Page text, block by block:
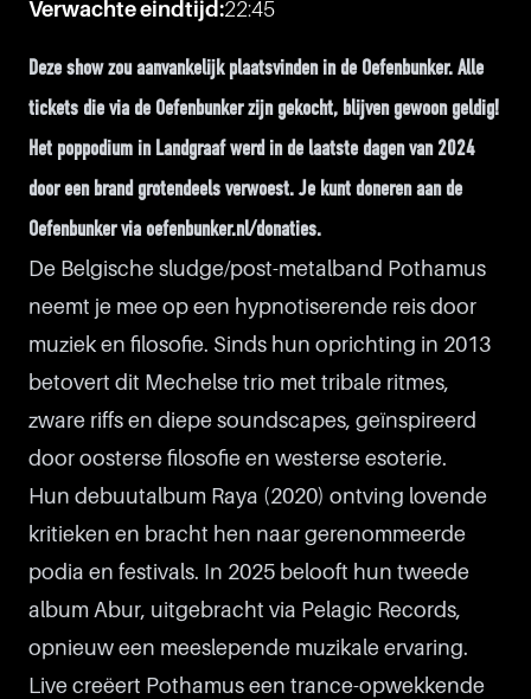
Verwachte eindtijd:22:45
Deze show zou aanvankelijk plaatsvinden in de Oefenbunker. Alle
tickets die via de Oefenbunker zijn gekocht, blijven gewoon geldig!
Het poppodium in Landgraaf werd in de laatste dagen van 2024
door een brand grotendeels verwoest. Je kunt doneren aan de
Oefenbunker via oefenbunker.nl/donaties.
De Belgische sludge/post-metalband Pothamus
neemt je mee op een hypnotiserende reis door
muziek en filosofie. Sinds hun oprichting in 2013
betovert dit Mechelse trio met tribale ritmes,
zware riffs en diepe soundscapes, geïnspireerd
door oosterse filosofie en westerse esoterie.
Hun debuutalbum Raya (2020) ontving lovende
kritieken en bracht hen naar gerenommeerde
podia en festivals. In 2025 belooft hun tweede
album Abur, uitgebracht via Pelagic Records,
opnieuw een meeslepende muzikale ervaring.
Live creëert Pothamus een trance-opwekkende